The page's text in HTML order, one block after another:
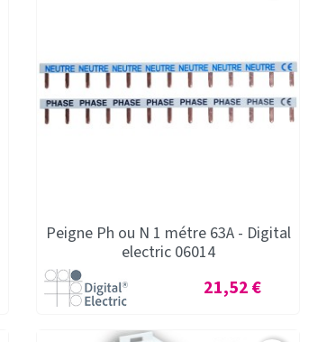
Peigne Ph ou N 1 métre 63A - Digital
electric 06014
Prix
21,52 €